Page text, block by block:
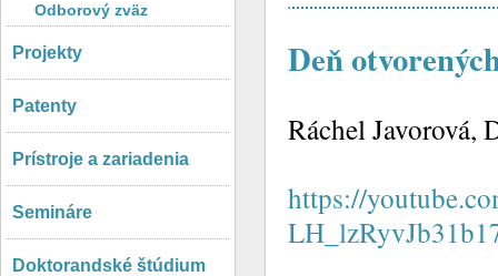
Odborový zväz
Projekty
Patenty
Prístroje a zariadenia
Semináre
Doktorandské štúdium
Deň
Ráchel Javorová,
https://